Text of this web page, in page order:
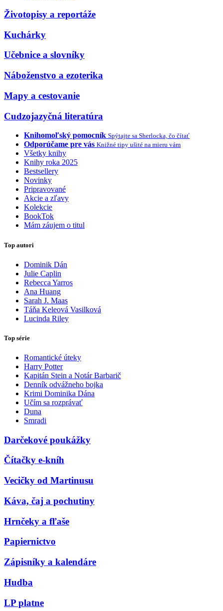
Životopisy a reportáže
Kuchárky
Učebnice a slovníky
Náboženstvo a ezoterika
Mapy a cestovanie
Cudzojazyčná literatúra
Knihomoľský pomocník Spýtajte sa Sherlocka, čo čítať
Odporúčame pre vás Knižné tipy ušité na mieru vám
Všetky knihy
Knihy roka 2025
Bestsellery
Novinky
Pripravované
Akcie a zľavy
Kolekcie
BookTok
Mám záujem o titul
Top autori
Dominik Dán
Julie Caplin
Rebecca Yarros
Ana Huang
Sarah J. Maas
Táňa Keleová Vasilková
Lucinda Riley
Top série
Romantické úteky
Harry Potter
Kapitán Stein a Notár Barbarič
Denník odvážneho bojka
Krimi Dominika Dána
Učím sa rozprávať
Duna
Smradi
Darčekové poukážky
Čítačky e-kníh
Vecičky od Martinusu
Káva, čaj a pochutiny
Hrnčeky a fľaše
Papiernictvo
Zápisníky a kalendáre
Hudba
LP platne